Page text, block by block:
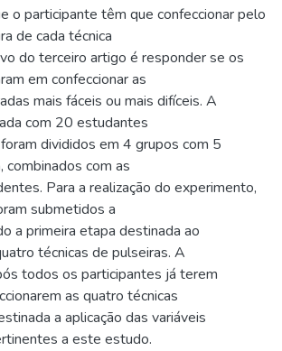
o participante têm que confeccionar pelo
de cada técnica
do terceiro artigo é responder se os
em confeccionar as
mais fáceis ou mais difíceis. A
com 20 estudantes
divididos em 4 grupos com 5
combinados com as
Para a realização do experimento,
submetidos a
a primeira etapa destinada ao
técnicas de pulseiras. A
todos os participantes já terem
as quatro técnicas
a aplicação das variáveis
a este estudo.